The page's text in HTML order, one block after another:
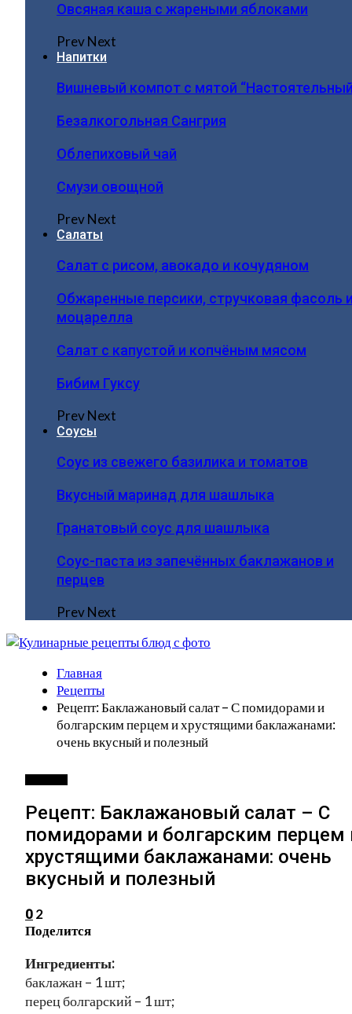
Овсяная каша с жареными яблоками
PrevNext
Напитки
Вишневый компот с мятой
Безалкогольная Сангрия
Облепиховый чай
Смузи овощной
PrevNext
Салаты
Салат с рисом, авокадо и кочудяном
Обжаренные персики, стручковая фасоль
моцарелла
Салат с капустой и копчёным мясом
Бибим Гуксу
PrevNext
Соусы
Соус из свежего базилика и томатов
Вкусный маринад для шашлыка
Гранатовый соус для шашлыка
Соус-паста из запечённых баклажанов и
перцев
PrevNext
Главная
Рецепты
Рецепт: Баклажановый салат – С помидорами и
болгарским перцем и хрустящими баклажанами:
очень вкусный и полезный
Рецепт: Баклажановый салат – С
помидорами и болгарским перцем
хрустящими баклажанами: очень
вкусный и полезный
0 2
Поделится
Ингредиенты:
баклажан – 1 шт;
перец болгарский – 1 шт;